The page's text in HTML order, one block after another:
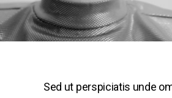
Sed ut perspiciatis unde